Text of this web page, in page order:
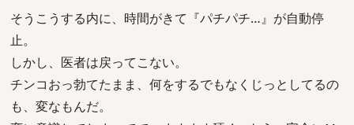
そうこうする内に、時間がきて『パチパチ…』が自動停
止。
しかし、医者は戻ってこない。
チンコおっ勃てたまま、何をするでもなくじっとしてるの
も、変なもんだ。